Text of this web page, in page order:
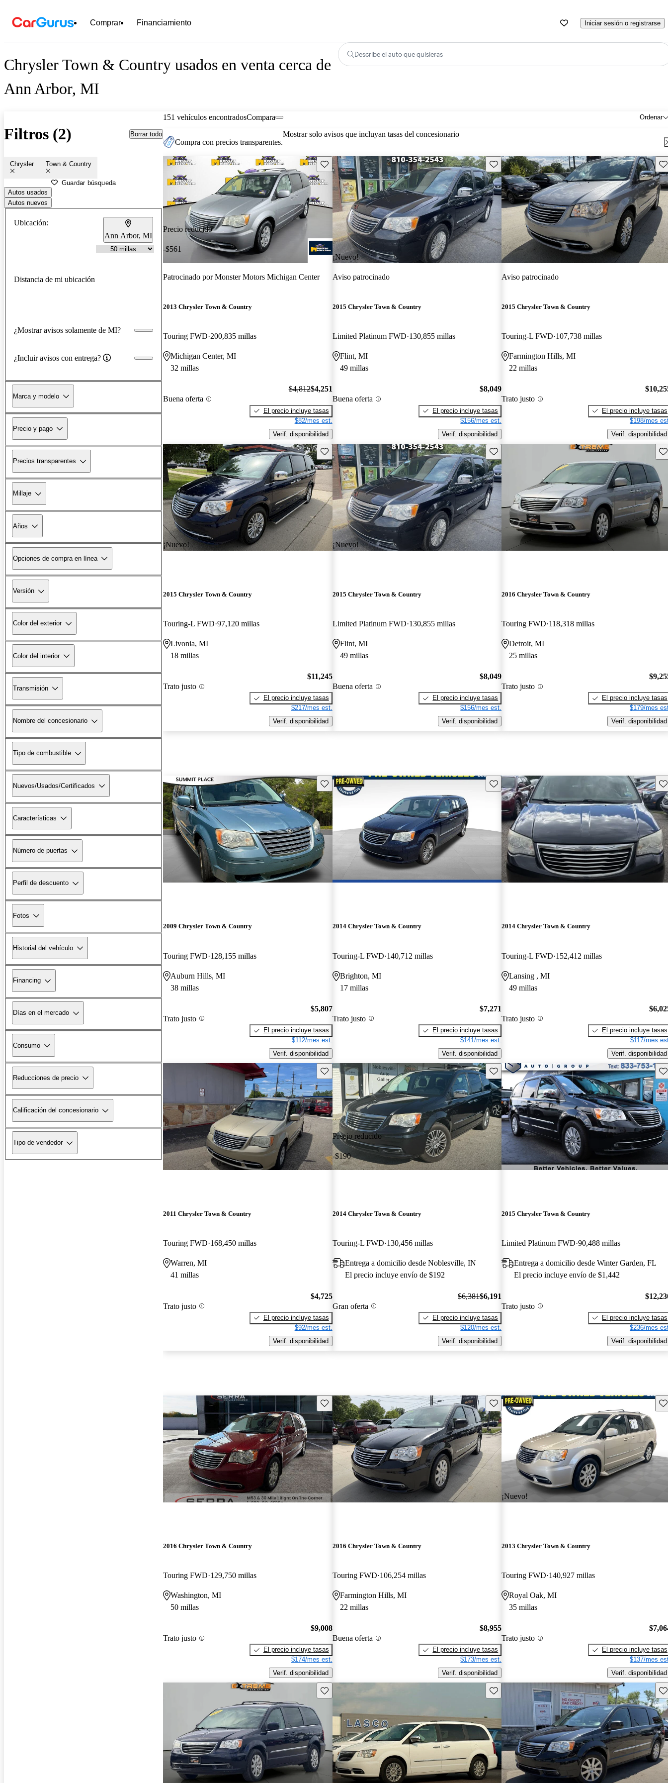
Comprar Financiamiento Iniciar sesión o registrarse
Chrysler Town & Country usados en venta cerca de
Ann Arbor, MI
Describe el auto que quisieras
Filtros (2) Borrar todo
Chrysler Town & Country
Guardar búsqueda
Autos usados
Autos nuevos
Ubicación:
Ann Arbor, MI
Distancia de mi ubicación
¿Mostrar avisos solamente de MI?
¿Incluir avisos con entrega?
Marca y modelo
Precio y pago
Precios transparentes
Millaje
Años
Opciones de compra en línea
Versión
Color del exterior
Color del interior
Transmisión
Nombre del concesionario
Tipo de combustible
Nuevos/Usados/Certificados
Características
Número de puertas
Perfil de descuento
Fotos
Historial del vehículo
Financing
Días en el mercado
Consumo
Reducciones de precio
Calificación del concesionario
Tipo de vendedor
151 vehículos encontrados Ordenar
Compara
Compra con precios transparentes.
Mostrar solo avisos que incluyan tasas del concesionario
Precio reducido
-$561
Guarda este Aviso
Patrocinado porMonster Motors Michigan Center
2013 Chrysler Town & Country
Touring FWD 200,835 millas
Michigan Center, MI
32 millas
Buena oferta
$4,812$4,251
El precio incluye tasas
$82/mes est.
Verif. disponibilidad
¡Nuevo!
Guarda este Aviso
Aviso patrocinado
2015 Chrysler Town & Country
Limited Platinum FWD 130,855 millas
Flint, MI
49 millas
Buena oferta
$8,049
El precio incluye tasas
$156/mes est.
Verif. disponibilidad
Aviso patrocinado
2015 Chrysler Town & Country
Touring-L FWD 107,738 millas
Farmington Hills, MI
22 millas
Trato justo
El precio incluye tasas
$198/mes
Verif. disponibilidad
¡Nuevo!
Guarda este Aviso
2015 Chrysler Town & Country
Touring-L FWD 97,120 millas
Livonia, MI
18 millas
Trato justo
$11,245
El precio incluye tasas
$217/mes est.
Verif. disponibilidad
¡Nuevo!
Guarda este Aviso
2015 Chrysler Town & Country
Limited Platinum FWD 130,855 millas
Flint, MI
49 millas
Buena oferta
$8,049
El precio incluye tasas
$156/mes est.
Verif. disponibilidad
2016 Chrysler Town & Country
Touring FWD 118,318 millas
Detroit, MI
25 millas
Trato justo
El precio incluye tasas
$179/mes
Verif. disponibilidad
Guarda este Aviso
2009 Chrysler Town & Country
Touring FWD 128,155 millas
Auburn Hills, MI
38 millas
Trato justo
$5,807
El precio incluye tasas
$112/mes est.
Verif. disponibilidad
Guarda este Aviso
2014 Chrysler Town & Country
Touring-L FWD 140,712 millas
Brighton, MI
17 millas
Trato justo
$7,271
El precio incluye tasas
$141/mes est.
Verif. disponibilidad
2014 Chrysler Town & Country
Touring-L FWD 152,412 millas
Lansing , MI
49 millas
Trato justo
El precio incluye tasas
$117/mes
Verif. disponibilidad
Guarda este Aviso
2011 Chrysler Town & Country
Touring FWD 168,450 millas
Warren, MI
41 millas
Trato justo
$4,725
El precio incluye tasas
$92/mes est.
Verif. disponibilidad
Precio reducido
-$190
Guarda este Aviso
2014 Chrysler Town & Country
Touring-L FWD 130,456 millas
Entrega a domicilio desde Noblesville, IN
El precio incluye envío de $192
Gran oferta
$6,381$6,191
El precio incluye tasas
$120/mes est.
Verif. disponibilidad
2015 Chrysler Town & Country
Limited Platinum FWD 90,488 millas
Entrega a domicilio desde Winter Garden, FL
El precio incluye envío de $1,442
Trato justo
El precio incluye tasas
$236/mes
Verif. disponibilidad
Guarda este Aviso
2016 Chrysler Town & Country
Touring FWD 129,750 millas
Washington, MI
50 millas
Trato justo
$9,008
El precio incluye tasas
$174/mes est.
Verif. disponibilidad
Guarda este Aviso
2016 Chrysler Town & Country
Touring FWD 106,254 millas
Farmington Hills, MI
22 millas
Buena oferta
$8,955
El precio incluye tasas
$173/mes est.
Verif. disponibilidad
¡Nuevo!
2013 Chrysler Town & Country
Touring FWD 140,927 millas
Royal Oak, MI
35 millas
Trato justo
El precio incluye tasas
$137/mes
Verif. disponibilidad
Guarda este Aviso Guarda este Aviso